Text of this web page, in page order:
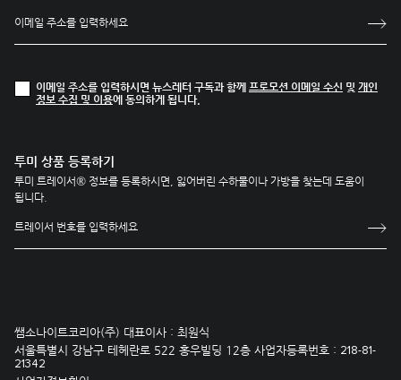
이메일 주소를 입력하시면 뉴스레터 구독과 함께 프로모션 이메일 수신 및 개인
정보 수집 및 이용에 동의하게 됩니다.
투미 상품 등록하기
투미 트레이서® 정보를 등록하시면, 잃어버린 수하물이나 가방을 찾는데 도움이
됩니다.
쌤소나이트코리아(주) 대표이사 : 최원식
서울특별시 강남구 테헤란로 522 홍우빌딩 12층 사업자등록번호 : 218-81-
21342